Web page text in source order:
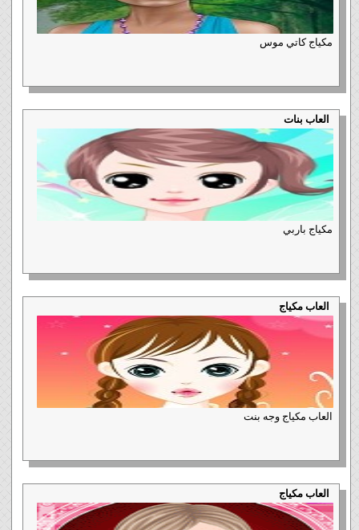
مكياج كاتي موس
العاب بنات
مكياج باربي
العاب مكياج
العاب مكياج وجه بنت
العاب مكياج